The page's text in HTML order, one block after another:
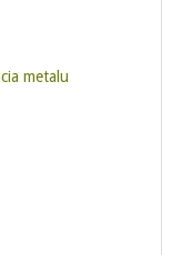
metalu